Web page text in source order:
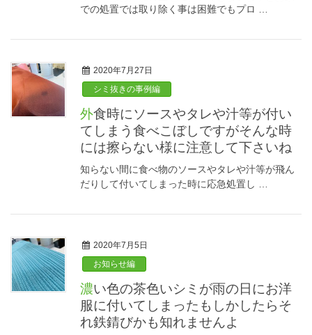
での処置では取り除く事は困難でもプロ …
2020年7月27日
シミ抜きの事例編
外食時にソースやタレや汁等が付い
てしまう食べこぼしですがそんな時
には擦らない様に注意して下さいね
知らない間に食べ物のソースやタレや汁等が飛ん
だりして付いてしまった時に応急処置し …
2020年7月5日
お知らせ編
濃い色の茶色いシミが雨の日にお洋
服に付いてしまったもしかしたらそ
れ鉄錆びかも知れませんよ